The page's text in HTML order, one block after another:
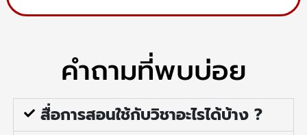
คำถามที่พบบ่อย
สื่อการสอนใช้กับวิชาอะไรได้บ้าง ?